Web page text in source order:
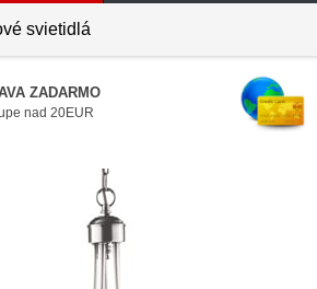
je prázdny
svietidlá
ZADARMO
nad 20EUR